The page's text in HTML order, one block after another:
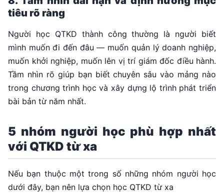
tiêu rõ ràng
Người học QTKD thành công thường là người biết
mình muốn đi đến đâu — muốn quản lý doanh nghiệp,
muốn khởi nghiệp, muốn lên vị trí giám đốc điều hành.
Tầm nhìn rõ giúp bạn biết chuyên sâu vào mảng nào
trong chương trình học và xây dựng lộ trình phát triển
bài bản từ năm nhất.
5 nhóm người học phù hợp nhất
với QTKD từ xa
Nếu bạn thuộc một trong số những nhóm người học
dưới đây, bạn nên lựa chọn học QTKD từ xa